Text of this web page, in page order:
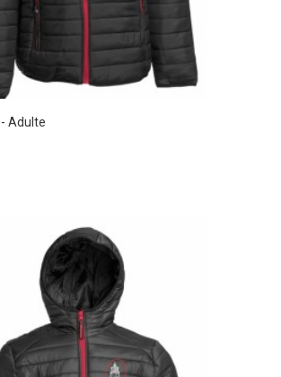
Adulte